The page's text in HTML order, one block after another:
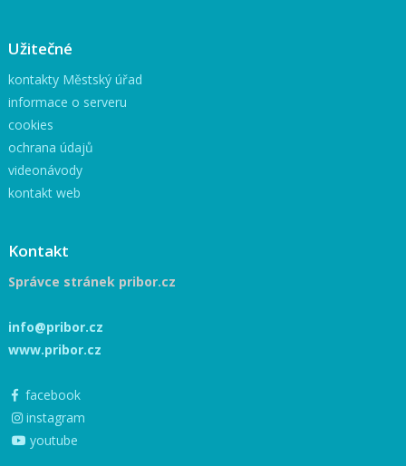
Užitečné
kontakty Městský úřad
informace o serveru
cookies
ochrana údajů
videonávody
kontakt web
Kontakt
Správce stránek pribor.cz
info@pribor.cz
www.pribor.cz
facebook
instagram
youtube